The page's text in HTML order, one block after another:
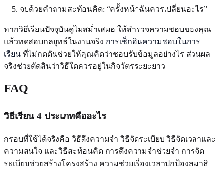
จบด้วยคำถามสะท้อนคิด: “ครั้งหน้าฉันควรเปลี่ยนอะไร”
หากวิธีเรียนปัจจุบันดูไม่สม่ำเสมอ ให้สำรวจความชอบของคุณ
แล้วทดสอบกลยุทธ์ในงานจริง การเช็กอินความชอบในการ
เรียน ที่ไม่กดดันช่วยให้คุณคิดว่าชอบรับข้อมูลอย่างไร ส่วนผล
จริงช่วยตัดสินว่าวิธีใดควรอยู่ในกิจวัตรระยะยาว
FAQ
วิธีเรียน 4 ประเภทคืออะไร
กรอบที่ใช้ได้จริงคือ วิธีดึงความจำ วิธีจัดระเบียบ วิธีจัดเวลาและ
ความสนใจ และวิธีสะท้อนคิด การดึงความจำช่วยจำ การจัด
ระเบียบช่วยสร้างโครงสร้าง ความช่วยเรื่องเวลาปกป้องสมาธิ